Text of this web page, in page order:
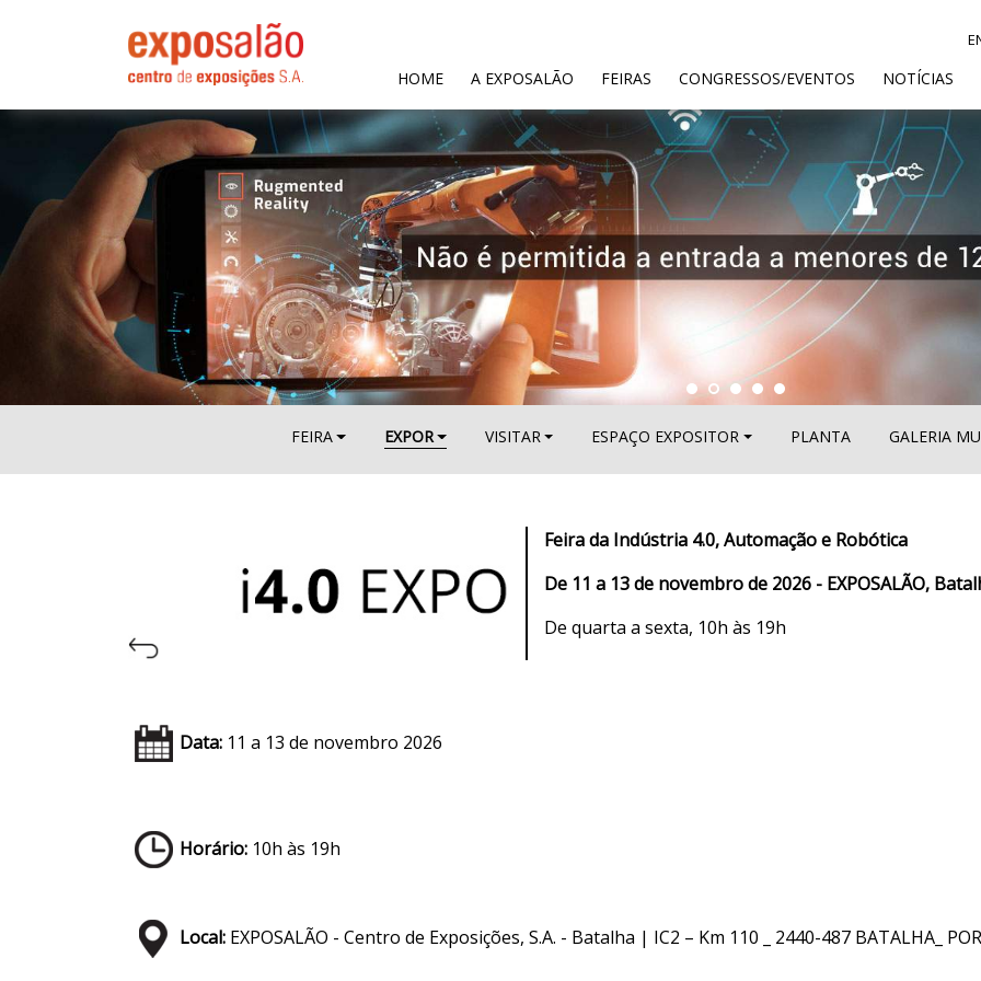
HOME(CURRENT)
A EXPOSALÃO FEIRAS CONGRESSOS/EVENTOS NOTÍCIAS
FEIRA EXPOR VISITAR ESPAÇO EXPOSITOR PLANTA GALERIA
Feira da Indústria 4.0, Automação e Robótica
De 11 a 13 de novembro de 2026 - EXPOSALÃO,
De quarta a sexta, 10h às 19h
Data: 11 a 13 de novembro 2026
Horário: 10h às 19h
Local: EXPOSALÃO - Centro de Exposições, S.A. - Batalha | IC2 – Km 110 _ 2440-487 BATALHA_